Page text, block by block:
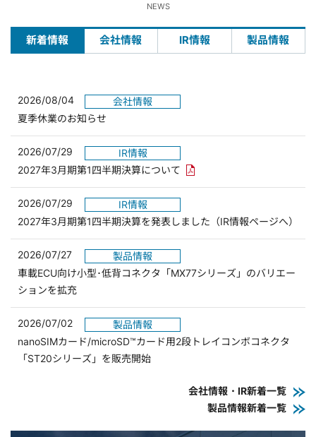
NEWS
新着情報 会社情報 IR情報 製品情報
2026/08/04
会社情報
夏季休業のお知らせ
2026/07/29
IR情報
2027年3月期第1四半期決算について PDFリンクを新しいウィンド
2026/07/29
IR情報
2027年3月期第1四半期決算を発表しました（IR情報ページへ）
2026/07/27
製品情報
車載ECU向け小型･低背コネクタ「MX77シリーズ」のバリエー
ションを拡充
2026/07/02
製品情報
nanoSIMカード/microSD™カード用2段トレイコンボコネクタ
「ST20シリーズ」を販売開始
会社情報・IR新着一覧
製品情報新着一覧